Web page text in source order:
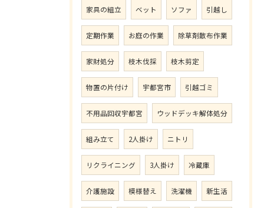
家具の組立 ベット ソファ 引越し
定期作業 お庭の作業 除草剤散布作業
家財処分 枝木伐採 枝木剪定
物置の片付け 宇都宮市 引越ゴミ
不用品回収宇都宮 ウッドデッキ解体処分
組み立て 2人掛け ニトリ
リクライニング 3人掛け 冷蔵庫
介護施設 模様替え 洗濯機 新生活